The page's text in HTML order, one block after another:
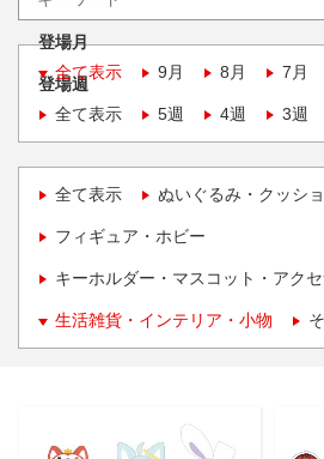
登場月
全て表示
9月 8月 7月
登場週
全て表示
5週 4週 3週
全て表示 ぬいぐるみ・クッシ
フィギュア・ホビー
キーホルダー・マスコット・アク
生活雑貨・インテリア・小物